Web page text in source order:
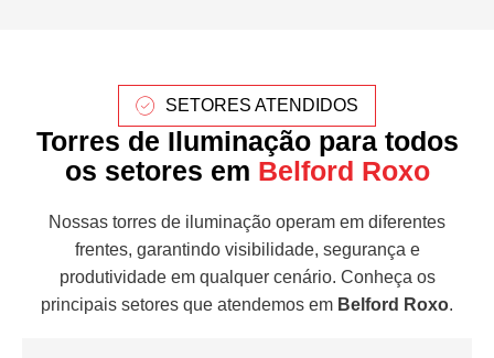
SETORES ATENDIDOS
Torres de Iluminação para todos
os setores em Belford Roxo
Nossas torres de iluminação operam em diferentes
frentes, garantindo visibilidade, segurança e
produtividade em qualquer cenário. Conheça os
principais setores que atendemos em Belford Roxo.